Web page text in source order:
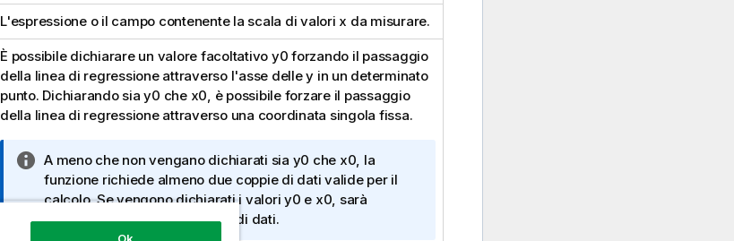
L'espressione o il campo contenente la scala di valori x da misurare.
È possibile dichiarare un valore facoltativo y0 forzando il passaggio
della linea di regressione attraverso l'asse delle y in un determinato
punto. Dichiarando siay0 che x0, è possibile forzare il passaggio
della linea di regressione attraverso una coordinata singola fissa.
N
o
t
a
A meno che non vengano dichiarati sia y0 che x0, la
funzione richiede almeno due coppie di dati valide per il
calcolo. Se vengono dichiarati i valori y0 e x0, sarà
sufficiente una singola coppia di dati.